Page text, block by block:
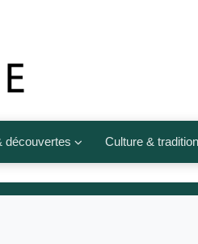
découvertes
légumes
Culture &
Culte et religions